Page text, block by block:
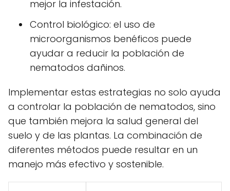
mejor la infestación.
Control biológico: el uso de
microorganismos benéficos puede
ayudar a reducir la población de
nematodos dañinos.
Implementar estas estrategias no solo ayuda
a controlar la población de nematodos, sino
que también mejora la salud general del
suelo y de las plantas. La combinación de
diferentes métodos puede resultar en un
manejo más efectivo y sostenible.